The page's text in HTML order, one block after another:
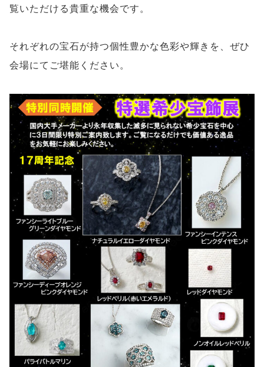
覧いただける貴重な機会です。
それぞれの宝石が持つ個性豊かな色彩や輝きを、ぜひ
会場にてご堪能ください。